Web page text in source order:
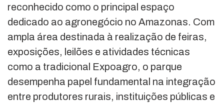
reconhecido como o principal espaço
dedicado ao agronegócio no Amazonas. Com
ampla área destinada à realização de feiras,
exposições, leilões e atividades técnicas
como a tradicional Expoagro, o parque
desempenha papel fundamental na integração
entre produtores rurais, instituições públicas e